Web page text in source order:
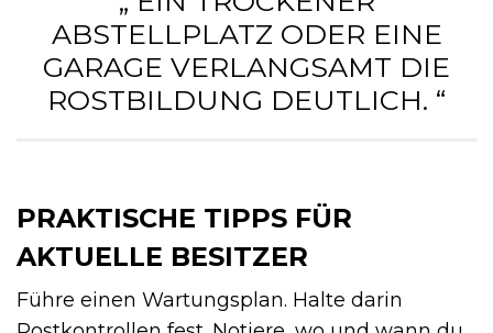
ABSTELLPLATZ ODER EINE
GARAGE VERLANGSAMT DIE
ROSTBILDUNG DEUTLICH. “
PRAKTISCHE TIPPS FÜR
AKTUELLE BESITZER
Führe einen Wartungsplan. Halte darin